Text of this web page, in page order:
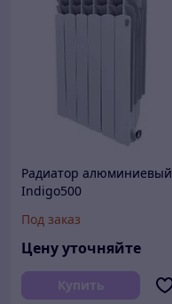
Радиатор алюминиевый
Indigo500
Под заказ
Цену уточняйте
Купить